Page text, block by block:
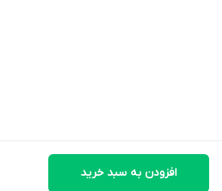
افزودن به سبد خرید